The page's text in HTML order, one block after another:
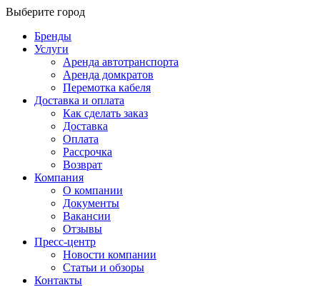
Выберите город
Бренды
Услуги
Аренда автотранспорта
Аренда домкратов
Перемотка кабеля
Доставка и оплата
Как сделать заказ
Доставка
Оплата
Рассрочка
Возврат
Компания
О компании
Документы
Вакансии
Отзывы
Пресс-центр
Новости компании
Статьи и обзоры
Контакты